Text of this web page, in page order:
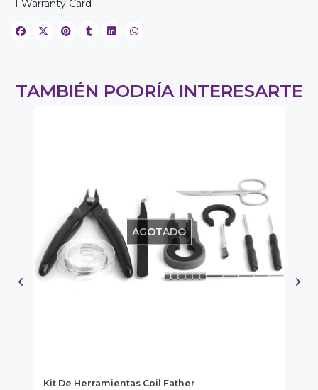
-1 Warranty Card
TAMBIÉN PODRÍA INTERESARTE
AGOTADO
Kit De Herramientas Coil Father